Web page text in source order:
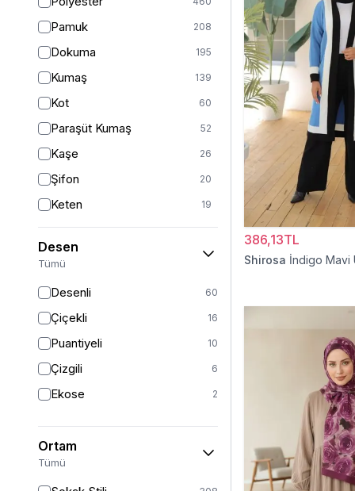
Pamuk 208
Dokuma 195
Kumaş 139
Kot 60
Paraşüt Kumaş 52
Kaşe 26
Şifon 20
Keten 19
Viskon 17
Saten 15
Peluş 2
Jarse
Desen
Tümü
Desenli 60
Çiçekli 16
Puantiyeli 10
Çizgili 6
Ekose 2
Ortam
Tümü
386,13TL
Shirosa İndigo Mavi